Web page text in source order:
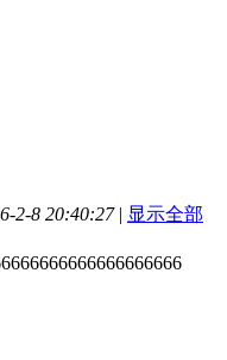
2-8 20:40:27 | 显示全部